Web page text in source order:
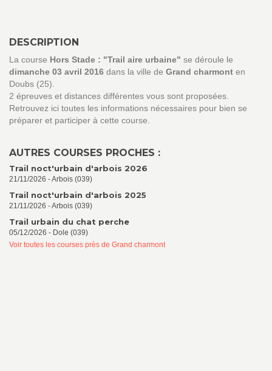
DESCRIPTION
La course Hors Stade : "Trail aire urbaine" se déroule le
dimanche 03 avril 2016 dans la ville de Grand charmont en
Doubs (25).
2 épreuves et distances différentes vous sont proposées.
Retrouvez ici toutes les informations nécessaires pour bien se
préparer et participer à cette course.
AUTRES COURSES PROCHES :
Trail noct'urbain d'arbois 2026
21/11/2026 - Arbois (039)
Trail noct'urbain d'arbois 2025
21/11/2026 - Arbois (039)
Trail urbain du chat perche
05/12/2026 - Dole (039)
Voir toutes les courses près de Grand charmont